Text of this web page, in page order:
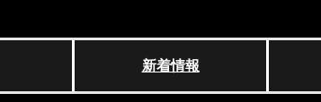
新着情報